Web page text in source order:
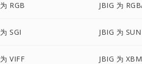
RGB JBIG 为
SGI JBIG 为 SUN
VIFF JBIG 为 XBM